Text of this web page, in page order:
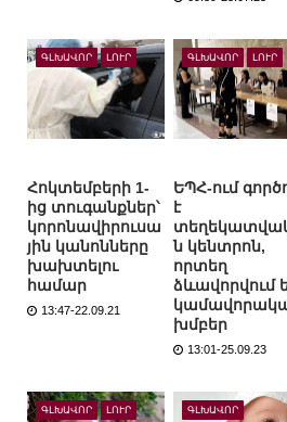
ԳԼԽԱՎՈՐ ԼՈՒՐ
Հոկտեմբերի 1-
ից տուգանքներ՝
կորոնավիրուսա
յին կանոնները
խախտելու
համար
13:47-22.09.21
ԳԼԽԱՎՈՐ ԼՈՒՐ
ԵՊՀ-ում
է
ն կենտրոն,
որտեղ
ձևավորվում
խմբեր
13:01-25.09.23
ԳԼԽԱՎՈՐ ԼՈՒՐ ԳԼԽԱՎՈՐ